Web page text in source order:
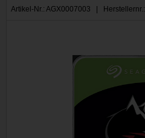
Artikel-Nr.: AGX0007003 |